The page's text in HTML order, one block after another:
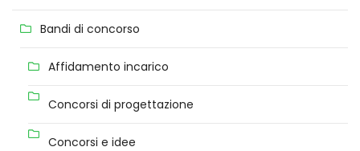
Bandi di concorso
Affidamento incarico
Concorsi di progettazione
Concorsi e idee